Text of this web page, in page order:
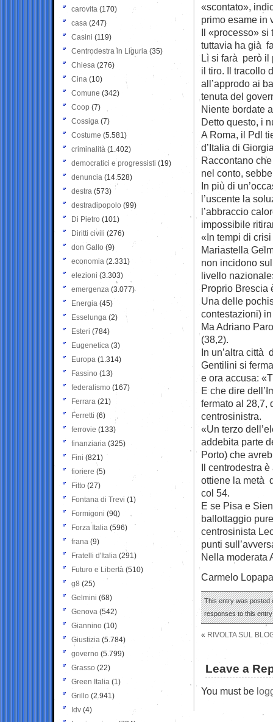
«scontato»,
primo esame in
Il «processo» si
tuttavia ha già
Lì si farà però il
il tiro. Il tracollo
all’approdo ai
tenuta del
Niente bordate
Detto questo, i
A Roma, il Pdl
d’Italia di
Raccontano
nel conto,
In più di
l’uscente la
l’abbraccio
impossibile
«In tempi di
Mariastella
non incidono
livello
Proprio Brescia
Una delle
contestazioni)
Ma Adriano
(38,2).
In un’altra città
Gentilini si
e ora accusa:
E che dire
fermato al 28,7,
centrosinistra.
«Un terzo
addebita parte
Porto) che
Il centrodestra
ottiene la metà
col 54.
E se Pisa e
ballottaggio
centrosinista
punti
Nella moderata
Carmelo Lopapa
This entry was posted
responses to this
« RIVOLTA SUL
Leave a
You must be
carovita (170)
casa (247)
Casini (119)
Centrodestra in Liguria (35)
Chiesa (276)
Cina (10)
Comune (342)
Coop (7)
Cossiga (7)
Costume (5.581)
criminalità (1.402)
democratici e progressisti (19)
denuncia (14.528)
destra (573)
destradipopolo (99)
Di Pietro (101)
Diritti civili (276)
don Gallo (9)
economia (2.331)
elezioni (3.303)
emergenza (3.077)
Energia (45)
Esselunga (2)
Esteri (784)
Eugenetica (3)
Europa (1.314)
Fassino (13)
federalismo (167)
Ferrara (21)
Ferretti (6)
ferrovie (133)
finanziaria (325)
Fini (821)
fioriere (5)
Fitto (27)
Fontana di Trevi (1)
Formigoni (90)
Forza Italia (596)
frana (9)
Fratelli d'Italia (291)
Futuro e Libertà (510)
g8 (25)
Gelmini (68)
Genova (542)
Giannino (10)
Giustizia (5.784)
governo (5.799)
Grasso (22)
Green Italia (1)
Grillo (2.941)
Idv (4)